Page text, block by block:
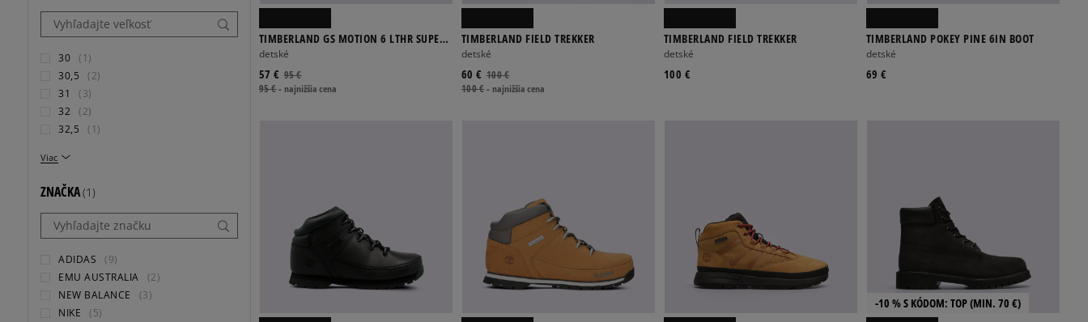
Viac
30 (1)
30,5
(2)
31
(3)
32
(2)
32,5
(1)
ZNAČKA(1)
ADIDAS
(9)
EMU AUSTRALIA
(2)
NEW BALANCE
(3)
NIKE
(5)
TIMBERLAND GS MOTION 6 LTHR SUPER
OX
detské
95 €
57 €
95 €-najnižšia cena
TIMBERLAND FIELD TREKKER
detské
100 €
60 €
100 €-najnižšia cena
TIMBERLAND FIELD TREKKER
detské
100 €
TIMBERLAND POKEY PINE 6IN BOOT
detské
69 €
-10 % S KÓDOM: TOP (MIN. 70 €)